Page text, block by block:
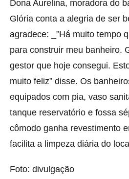
Dona Aurelina, moradora do
Glória conta a alegria de ser
agradece: _”Há muito tempo
para construir meu banheiro.
gestor que hoje consegui.
muito feliz” disse. Os
equipados com pia, vaso
tanque reservatório e fossa
cômodo ganha revestimento
facilita a limpeza diária do
Foto: divulgação